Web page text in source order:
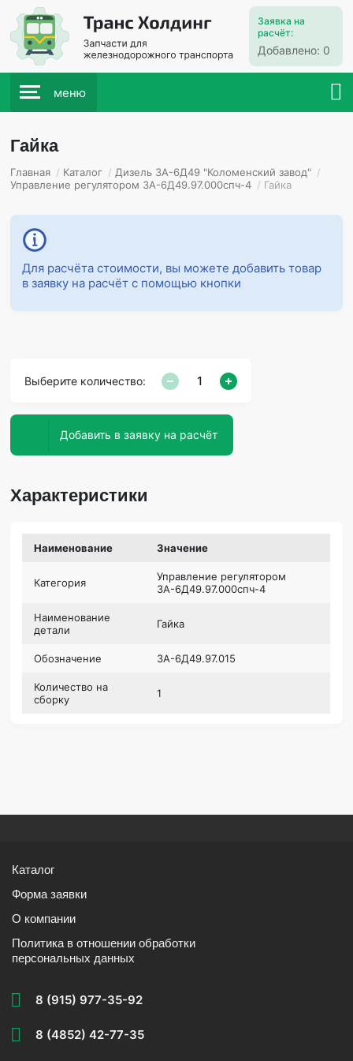
Заявка на
расчёт:
Добавлено: 0
меню
Гайка
Главная / Каталог / Дизель 3А-6Д49 "Коломенский завод" /
Управление регулятором 3А-6Д49.97.000спч-4 / Гайка
Для расчёта стоимости, вы можете добавить товар
в заявку на расчёт с помощью кнопки
Выберите количество:
Добавить в заявку на расчёт
Характеристики
Наименование Значение
Категория
Управление регулятором
3А-6Д49.97.000спч-4
Наименование
детали
Гайка
Обозначение 3А-6Д49.97.015
Количество на
сборку
1
Каталог
Форма заявки
О компании
Политика в отношении обработки
персональных данных
8 (915) 977-35-92
8 (4852) 42-77-35